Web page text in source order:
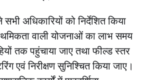
अधिकारियों को निर्देशित किया
वाली योजनाओं का लाभ समय
तक पहुंचाया जाए तथा फील्ड स्तर
एवं निरीक्षण सुनिश्चित किया जाए।